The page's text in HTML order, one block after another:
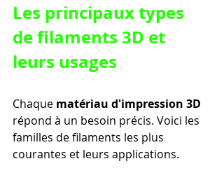
Les principaux types
de filaments 3D et
leurs usages
Chaque matériau d'impression 3D
répond à un besoin précis. Voici les
familles de filaments les plus
courantes et leurs applications.